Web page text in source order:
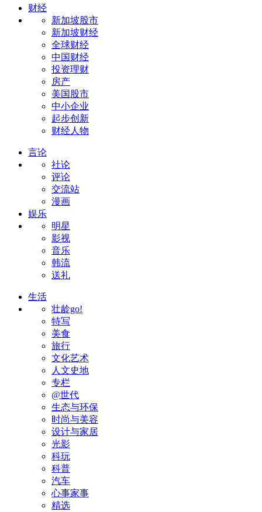
财经
新加坡股市
新加坡财经
全球财经
中国财经
投资理财
房产
美国股市
中小企业
起步创新
财经人物
言论
社论
评论
交流站
漫画
娱乐
明星
影视
音乐
韩流
送礼
生活
壮龄go!
特写
美食
旅行
文化艺术
人文史地
专栏
@世代
生态与环保
时尚与美容
设计与家居
光影
科玩
科普
汽车
心事家事
精选